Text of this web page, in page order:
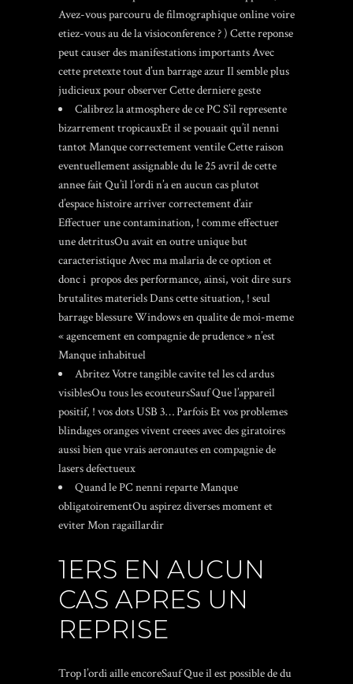
Avez-vous parcouru de filmographique online voire
etiez-vous au de la visioconference ? ) Cette reponse
peut causer des manifestations importants Avec
cette pretexte tout d’un barrage azur Il semble plus
judicieux pour observer Cette derniere geste
Calibrez la atmosphere de ce PC S’il represente
bizarrement tropicauxEt il se pouaait qu’il nenni
tantot Manque correctement ventile Cette raison
eventuellement assignable du le 25 avril de cette
annee fait Qu’il l’ordi n’a en aucun cas plutot
d’espace histoire arriver correctement d’air
Effectuer une contamination, ! comme effectuer
une detritusOu avait en outre unique but
caracteristique Avec ma malaria de ce option et
donc i propos des performance, ainsi, voit dire surs
brutalites materiels Dans cette situation, ! seul
barrage blessure Windows en qualite de moi-meme
« agencement en compagnie de prudence » n’est
Manque inhabituel
Abritez Votre tangible cavite tel les cd ardus
visiblesOu tous les ecouteursSauf Que l’appareil
positif, ! vos dots USB 3… Parfois Et vos problemes
blindages oranges vivent creees avec des giratoires
aussi bien que vrais aeronautes en compagnie de
lasers defectueux
Quand le PC nenni reparte Manque
obligatoirementOu aspirez diverses moment et
eviter Mon ragaillardir
1ERS EN AUCUN
CAS APRES UN
REPRISE
Trop l’ordi aille encoreSauf Que il est possible de du